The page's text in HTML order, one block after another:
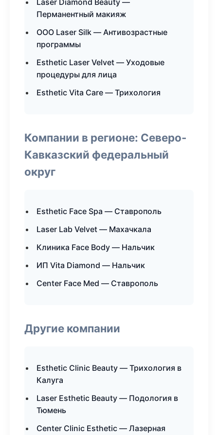
Laser Diamond Beauty —
Перманентный макияж
ООО Laser Silk — Антивозрастные
программы
Esthetic Laser Velvet — Уходовые
процедуры для лица
Esthetic Vita Care — Трихология
Компании в регионе: Северо-
Кавказский федеральный
округ
Esthetic Face Spa — Ставрополь
Laser Lab Velvet — Махачкала
Клиника Face Body — Нальчик
ИП Vita Diamond — Нальчик
Center Face Med — Ставрополь
Другие компании
Esthetic Clinic Beauty — Трихология в
Калуга
Laser Esthetic Beauty — Подология в
Тюмень
Center Clinic Esthetic — Лазерная